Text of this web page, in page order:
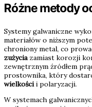
Różne metody
Systemy galwaniczne
materiałów o niższym
chroniony metal, co
zużyciazamiast korozji
zewnętrznym źródłem
prostownika, który
wielkościi polaryzacji.
W systemach